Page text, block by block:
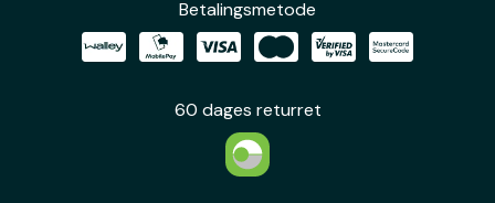
Betalingsmetode
60 dages returret